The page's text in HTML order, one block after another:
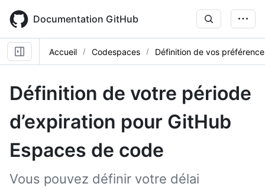
main
content
Documentation GitHub
Accueil Codespaces Définition de vos
Définition de votre période
d’expiration pour GitHub
Espaces de code
Vous pouvez définir votre délai